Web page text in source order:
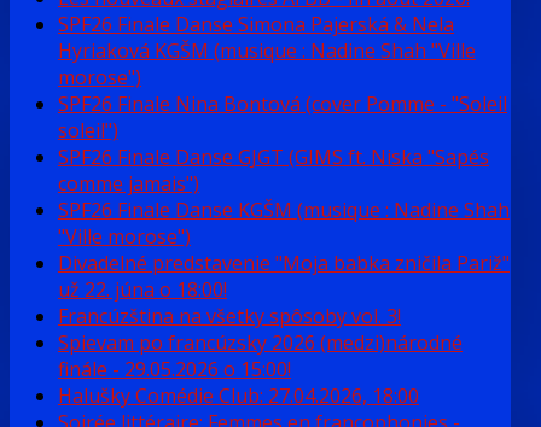
SPF26 Finale Danse Simona Pajerská & Nela
Hyriaková KGŠM (musique : Nadine Shah "Ville
morose")
SPF26 Finale Nina Bontová (cover Pomme - "Soleil
soleil")
SPF26 Finale Danse GJGT (GIMS ft. Niska "Sapés
comme jamais")
SPF26 Finale Danse KGŠM (musique : Nadine Shah
"Ville morose")
Divadelné predstavenie "Moja babka zničila Pariž"
už 22. júna o 18:00!
Francúzština na všetky spôsoby vol. 3!
Spievam po francúzsky 2026 (medzi)národné
finále - 29.05.2026 o 15:00!
Halušky Comédie Club: 27.04.2026, 18:00